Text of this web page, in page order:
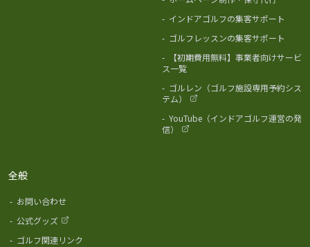
- インドアゴルフの集客サポート
- ゴルフレッスンの集客サポート
-
【初期費用無料】事業者向けサービ
ス一覧
- ゴルレン（ゴルフ施設専用予約シス
テム）
- YouTube（インドアゴルフ運営の発
信）
全般
- お問い合わせ
- 公式グッズ
- ゴルフ関連リンク